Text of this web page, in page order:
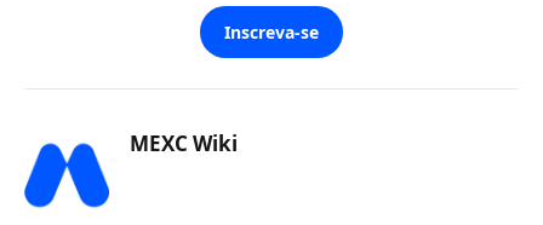
Inscreva-se
MEXC Wiki